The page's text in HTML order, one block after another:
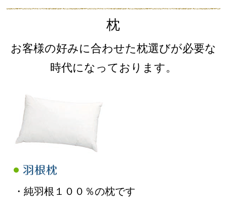
枕
お客様の好みに合わせた枕選びが必要な
時代になっております。
・純羽根１００％の枕です